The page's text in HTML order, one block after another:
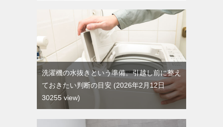
洗濯機の水抜きという準備。引越し前に整え
ておきたい判断の目安 2026年2月12日
30255 view